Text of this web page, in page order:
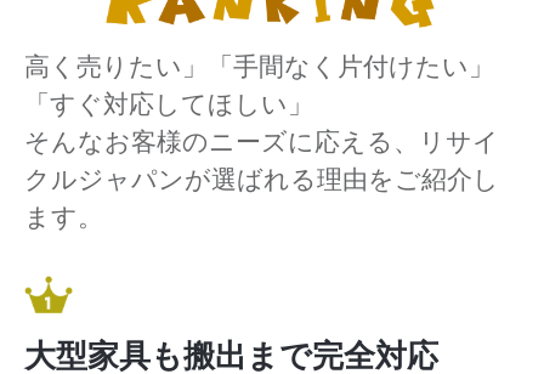
高く売りたい」「手間なく片付けたい」
「すぐ対応してほしい」
そんなお客様のニーズに応える、リサイ
クルジャパンが選ばれる理由をご紹介し
ます。
大型家具も搬出まで完全対応